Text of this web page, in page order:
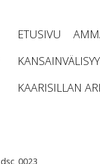
ETUSIVU
KAARISILLAN
dsc_0023